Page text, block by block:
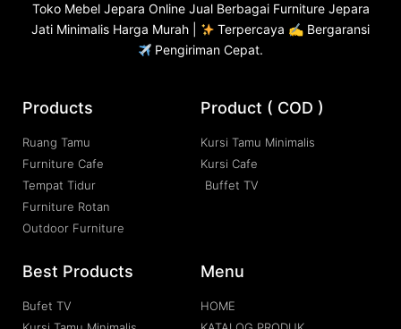
Toko Mebel Jepara Online Jual Berbagai Furniture Jepara
Jati Minimalis Harga Murah |
Terpercaya ✍ Bergaransi
Pengiriman Cepat.
Products
Ruang Tamu
Furniture Cafe
Tempat Tidur
Furniture Rotan
Outdoor Furniture
Product ( COD )
Kursi Tamu Minimalis
Kursi Cafe
Buffet TV
Best Products
Bufet TV
Menu
HOME